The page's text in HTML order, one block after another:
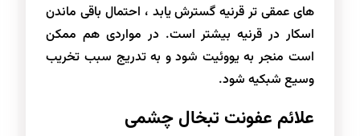
های عمقی تر قرنیه گسترش یابد ، احتمال باقی ماندن
اسکار در قرنیه بیشتر است. در مواردی هم ممکن
است منجر به یووئیت شود و به تدریج سبب تخریب
وسیع شبکیه شود.
علائم عفونت تبخال چشمی